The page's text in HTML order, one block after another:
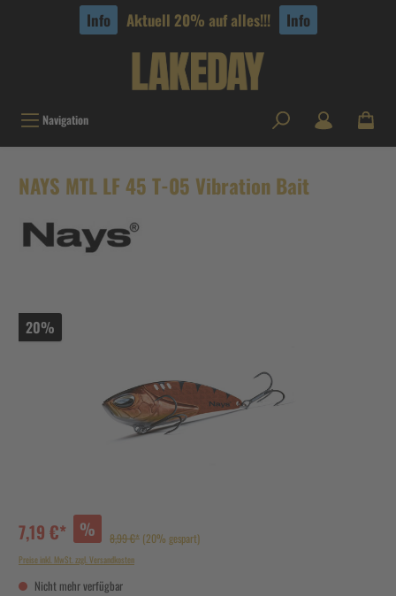
Info Aktuell 20% auf alles!!! Info
Navigation
NAYS MTL LF 45 T-05 Vibration Bait
20%
7,19 €* % 8,99 €* (20% gespart)
Preise inkl. MwSt. zzgl. Versandkosten
Nicht mehr verfügbar